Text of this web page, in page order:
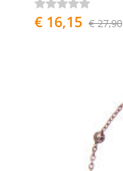
€ 16,15 € 27,90